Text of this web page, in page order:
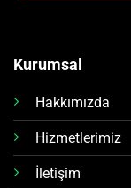
Kurumsal
Hakkımızda
Hizmetlerimiz
İletişim